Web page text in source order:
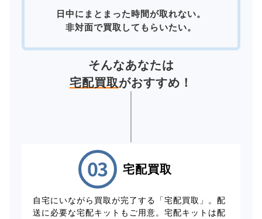
日中にまとまった時間が取れない。
非対面で買取してもらいたい。
そんなあなたは
宅配買取がおすすめ！
宅配買取
自宅にいながら買取が完了する「宅配買取」。配
送に必要な宅配キットもご用意。宅配キットは配